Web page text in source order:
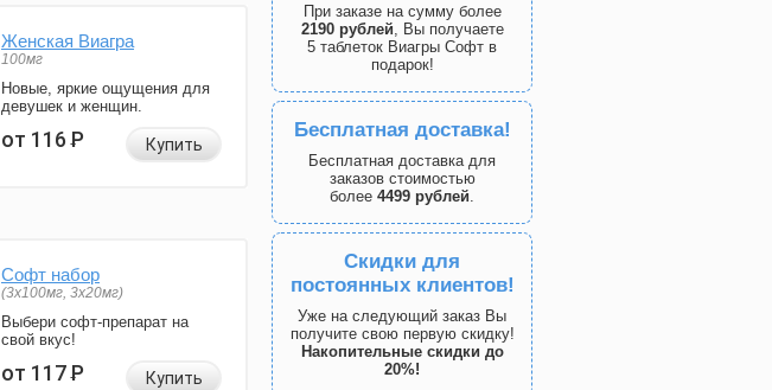
Женская Виагра
100мг
Новые, яркие ощущения для
девушек и женщин.
от 116Р Купить
Софт набор
(3x100мг, 3x20мг)
Выбери софт-препарат на
свой вкус!
от 117Р Купить
При заказе на сумму более
2190 рублей, Вы получаете
5 таблеток Виагры Софт в
подарок!
Бесплатная доставка!
Бесплатная доставка для
заказов стоимостью
более 4499 рублей.
Скидки для
постоянных клиентов!
Уже на следующий заказ Вы
получите свою первую скидку!
Накопительные скидки до
20%!